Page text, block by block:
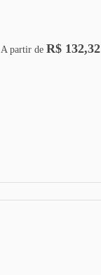
A partir de R$ 132,32